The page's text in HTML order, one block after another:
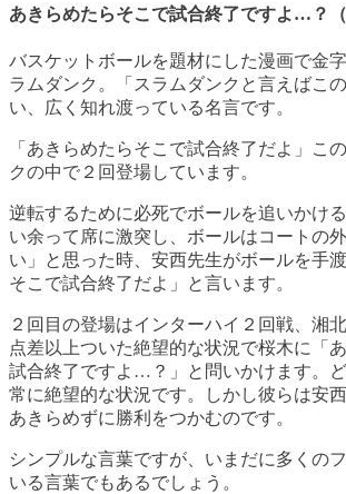
あきらめたらそこで試合終了ですよ…？（
バスケットボールを題材にした漫画で金
ラムダンク。「スラムダンクと言えばこ
い、広く知れ渡っている名言です。
「あきらめたらそこで試合終了だよ」こ
クの中で２回登場しています。
逆転するために必死でボールを追いかけ
い余って席に激突し、ボールはコートの
い」と思った時、安西先生がボールを手
そこで試合終了だよ」と言います。
２回目の登場はインターハイ２回戦、湘
点差以上ついた絶望的な状況で桜木に「
試合終了ですよ…？」と問いかけます。
常に絶望的な状況です。しかし彼らは安
あきらめずに勝利をつかむのです。
シンプルな言葉ですが、いまだに多くの
いる言葉でもあるでしょう。